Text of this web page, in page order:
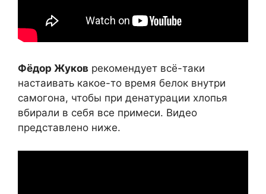
Фёдор Жуков рекомендует всё-таки
настаивать какое-то время белок внутри
самогона, чтобы при денатурации хлопья
вбирали в себя все примеси. Видео
представлено ниже.